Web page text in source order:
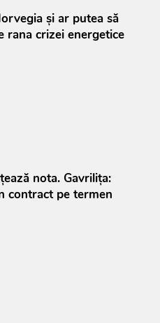
şi ar putea să
rana crizei energetice
nota. Gavrilița:
contract pe termen